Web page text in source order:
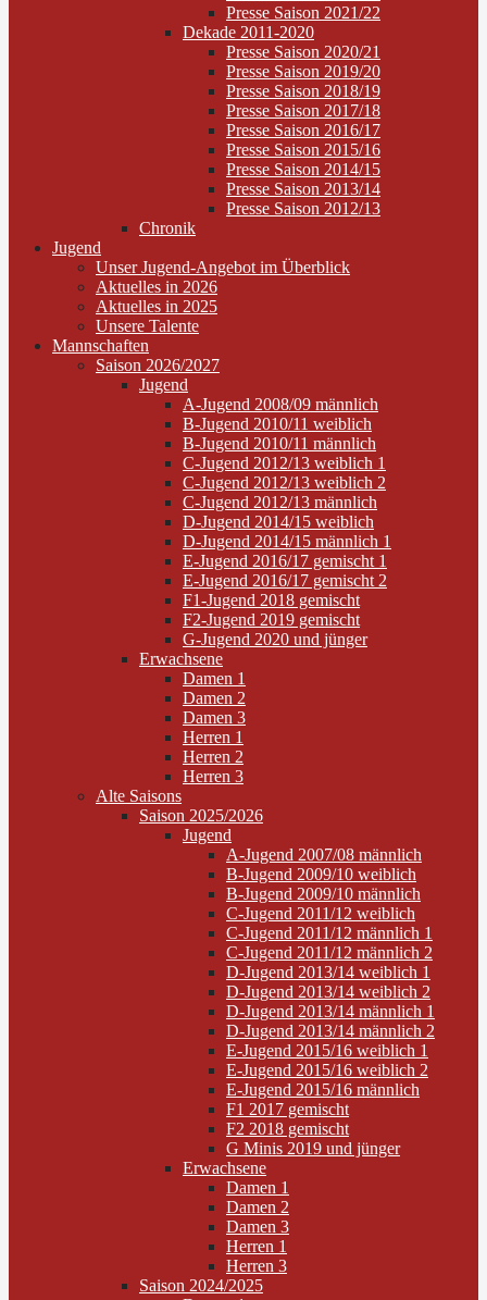
Presse Saison 2021/22
Dekade 2011-2020
Presse Saison 2020/21
Presse Saison 2019/20
Presse Saison 2018/19
Presse Saison 2017/18
Presse Saison 2016/17
Presse Saison 2015/16
Presse Saison 2014/15
Presse Saison 2013/14
Presse Saison 2012/13
Chronik
Jugend
Unser Jugend-Angebot im Überblick
Aktuelles in 2026
Aktuelles in 2025
Unsere Talente
Mannschaften
Saison 2026/2027
Jugend
A-Jugend 2008/09 männlich
B-Jugend 2010/11 weiblich
B-Jugend 2010/11 männlich
C-Jugend 2012/13 weiblich 1
C-Jugend 2012/13 weiblich 2
C-Jugend 2012/13 männlich
D-Jugend 2014/15 weiblich
D-Jugend 2014/15 männlich 1
E-Jugend 2016/17 gemischt 1
E-Jugend 2016/17 gemischt 2
F1-Jugend 2018 gemischt
F2-Jugend 2019 gemischt
G-Jugend 2020 und jünger
Erwachsene
Damen 1
Damen 2
Damen 3
Herren 1
Herren 2
Herren 3
Alte Saisons
Saison 2025/2026
Jugend
A-Jugend 2007/08 männlich
B-Jugend 2009/10 weiblich
B-Jugend 2009/10 männlich
C-Jugend 2011/12 weiblich
C-Jugend 2011/12 männlich 1
C-Jugend 2011/12 männlich 2
D-Jugend 2013/14 weiblich 1
D-Jugend 2013/14 weiblich 2
D-Jugend 2013/14 männlich 1
D-Jugend 2013/14 männlich 2
E-Jugend 2015/16 weiblich 1
E-Jugend 2015/16 weiblich 2
E-Jugend 2015/16 männlich
F1 2017 gemischt
F2 2018 gemischt
G Minis 2019 und jünger
Erwachsene
Damen 1
Damen 2
Damen 3
Herren 1
Herren 3
Saison 2024/2025